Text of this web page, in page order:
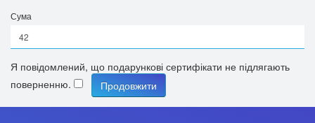
Сума
Я повідомлений, що подарункові сертифікати не підлягають
поверненню.